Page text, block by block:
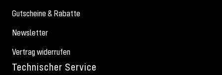
Gutscheine & Rabatte
Newsletter
Vertrag widerrufen
Technischer Service